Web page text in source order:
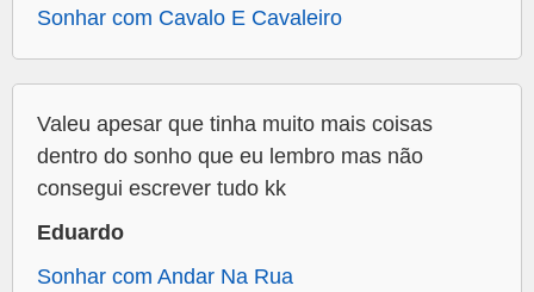
Sonhar com Cavalo E Cavaleiro
Valeu apesar que tinha muito mais coisas
dentro do sonho que eu lembro mas não
consegui escrever tudo kk
Eduardo
Sonhar com Andar Na Rua